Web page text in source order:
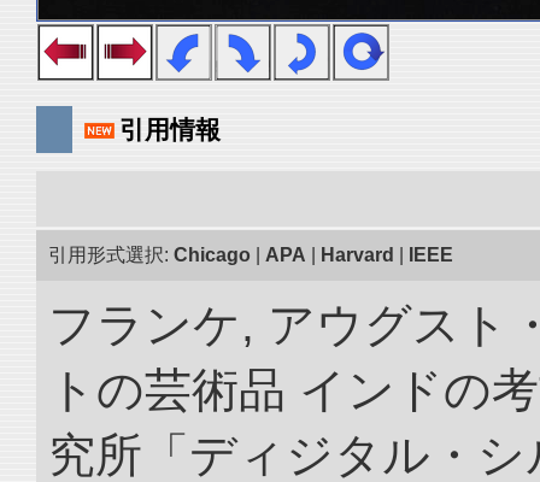
引用情報
引用形式選択: Chicago APA Harvard IEEE
フランケ, アウグスト
トの芸術品 インドの
究所「ディジタル・